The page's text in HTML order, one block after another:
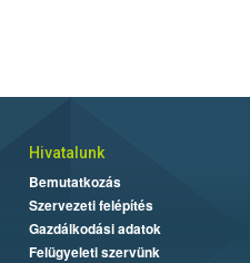
Hivatalunk
Bemutatkozás
Szervezeti felépítés
Gazdálkodási adatok
Felügyeleti szervünk